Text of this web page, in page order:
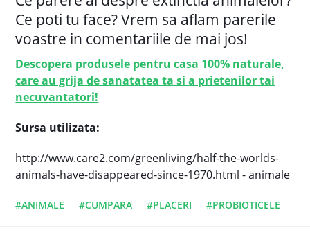
Ce poti tu face? Vrem sa aflam parerile
voastre in comentariile de mai jos!
Descopera produsele pentru casa 100% naturale,
care au grija de sanatatea ta si a prietenilor tai
necuvantatori!
Sursa utilizata:
http://www.care2.com/greenliving/half-the-worlds-
animals-have-disappeared-since-1970.html - animale
#ANIMALE #CUMPARA #PLACERI #PROBIOTICELE